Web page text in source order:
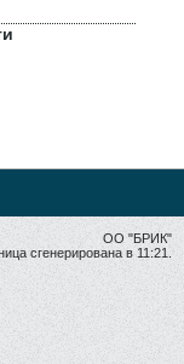
ОО "БРИК"
сгенерирована в 11:21.